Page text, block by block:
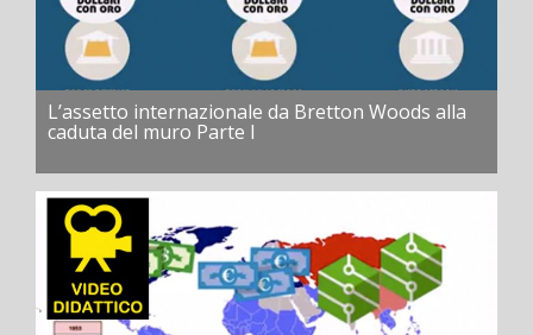
L’assetto internazionale da Bretton Woods alla
caduta del muro Parte I